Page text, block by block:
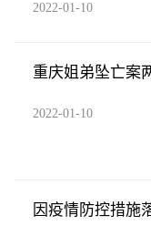
2022-01-10
重庆姐弟坠亡案
2022-01-10
因疫情防控措施